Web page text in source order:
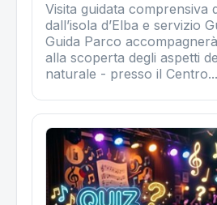
Visita guidata comprensiva
dall’isola d’Elba e servizio
Guida Parco
alla scoperta degli aspetti
naturale - presso il Centro...